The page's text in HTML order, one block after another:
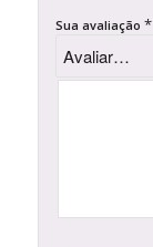
Sua avaliação *